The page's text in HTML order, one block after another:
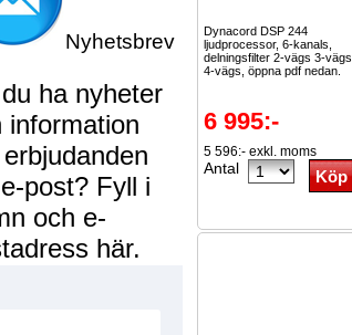
Nyhetsbrev
ha nyheter
information
post? Fyll i
och e-
här.
Dynacord DSP 244
ljudprocessor, 6-kanals,
delningsfilter 2-vägs 3-vägs
4-vägs, öppna pdf nedan.
6 995:-
5 596:- exkl. moms
Antal